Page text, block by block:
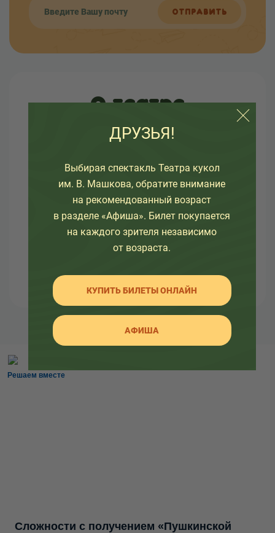
ОТПРАВИТЬ
О театре
Узнайте как развивался театр в разное время, а
Здесь вы так же найдете много интересной
информации об артистах театра и о закулисной
жизни.
Решаем вместе
Сложности с получением «Пушкинской
ДРУЗЬЯ!
Выбирая спектакль Театра кукол
им. В. Машкова, обратите внимание
на рекомендованный возраст
в разделе «Афиша». Билет покупается
на каждого зрителя независимо
от возраста.
КУПИТЬ БИЛЕТЫ ОНЛАЙН
АФИША